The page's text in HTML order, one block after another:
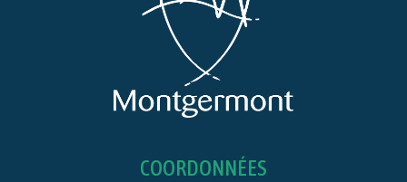
COORDONNÉES